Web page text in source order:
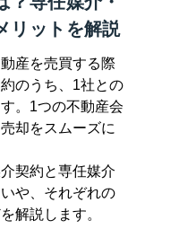
リットを解説
産を売買する際
のうち、1社との
。1つの不動産会
却をスムーズに
契約と専任媒介
や、それぞれの
解説します。